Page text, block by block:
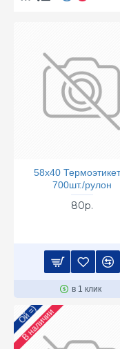
58х40
700шт./рулон
80р.
в 1 клик
Ой =)
В наличии